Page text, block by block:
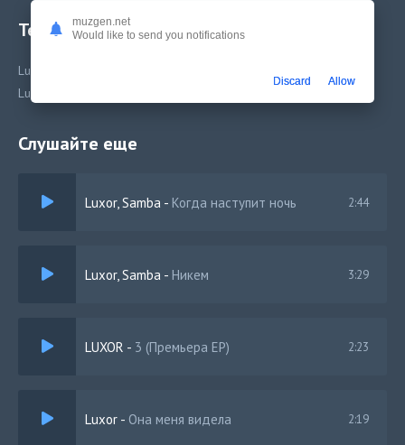
Текст песни
Luxor, Samba - Солнце
Luxor, Samba - Солнце
Слушайте еще
Luxor, Samba - Когда наступит ночь 2:44
Luxor, Samba - Никем 3:29
LUXOR - 3 (Премьера EP) 2:23
Luxor - Она меня видела 2:19
muzgen.net
Would like to send you notifications
Discard Allow